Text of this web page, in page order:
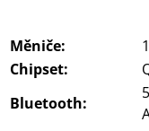
Měniče:
Chipset:
Bluetooth: